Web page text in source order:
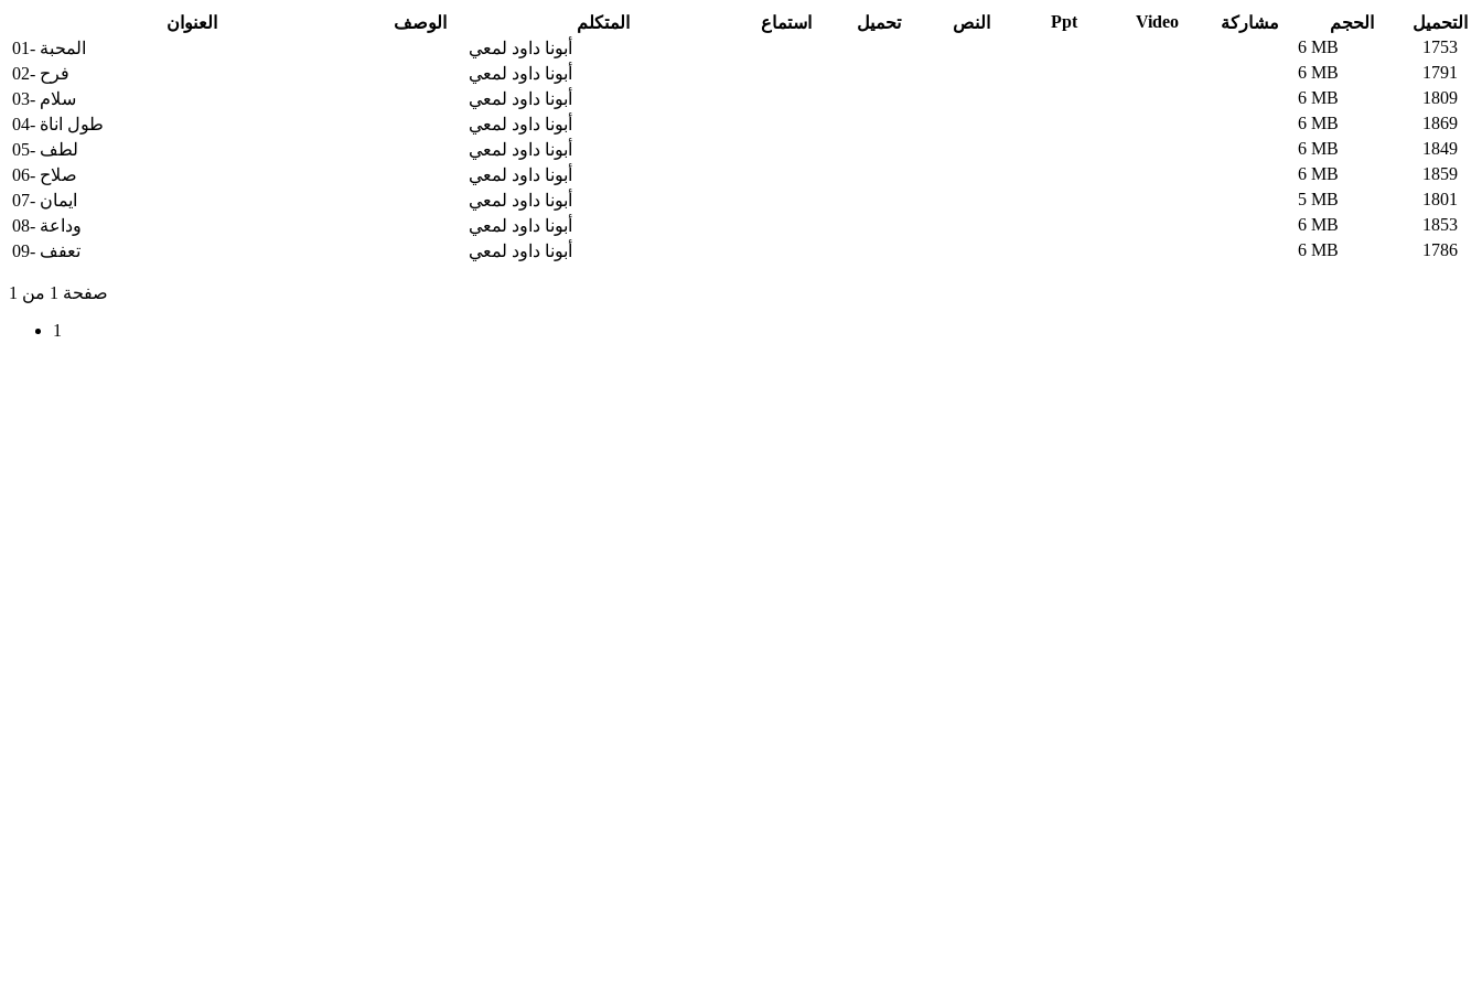
العنوان الوصف المتكلم استماع تحميل النص Ppt Video مشاركة الحجم
التحميل
01- المحبة
أبونا داود لمعي 6 MB
1753
02- فرح
أبونا داود لمعي 6 MB
1791
03- سلام
أبونا داود لمعي 6 MB
1809
04- طول اناة
أبونا داود لمعي 6 MB
1869
05- لطف
أبونا داود لمعي 6 MB
1849
06- صلاح
أبونا داود لمعي 6 MB
1859
07- ايمان
أبونا داود لمعي 5 MB
1801
08- وداعة
أبونا داود لمعي 6 MB
1853
09- تعفف
أبونا داود لمعي 6 MB 1786
صفحة 1 من 1
1